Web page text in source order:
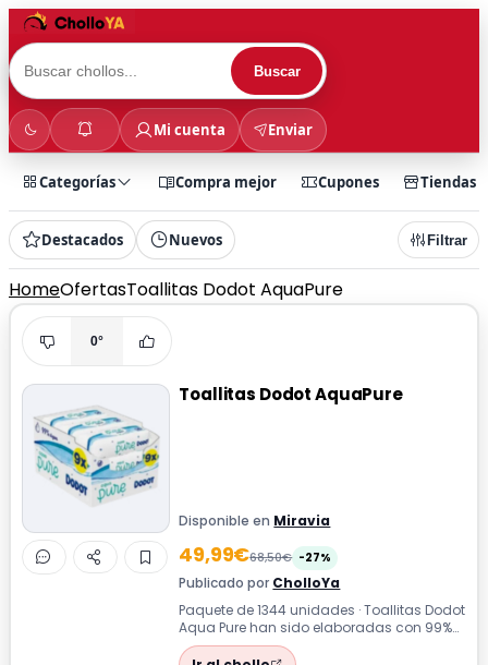
Buscar
Mi cuenta Enviar
Categorías Compra mejor Cupones Tiendas
Destacados Nuevos Filtrar
HomeOfertasToallitas Dodot AquaPure
0°
Toallitas Dodot AquaPure
Disponible en Miravia
49,99€68,50€ -27%
Publicado por CholloYa
Paquete de 1344 unidades · Toallitas Dodot
Aqua Pure han sido elaboradas con 99%
de agua para una limpieza delicada. ...